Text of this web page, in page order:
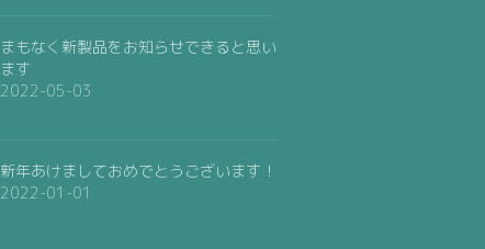
まもなく新製品をお知らせできると思い
ます
2022-05-03
新年あけましておめでとうございます！
2022-01-01